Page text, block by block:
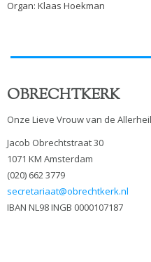
Organ: Klaas Hoekman
OBRECHTKERK
Onze Lieve Vrouw van de
Jacob Obrechtstraat 30
1071 KM Amsterdam
(020) 662 3779
secretariaat@obrechtkerk.nl
IBAN NL98 INGB 0000107187